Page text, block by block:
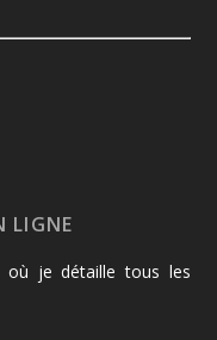
LIGNE
où je détaille tous les